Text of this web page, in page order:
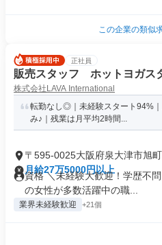
この企業の類似
正社員
販売スタッフ ホットヨガス
株式会社LAVA International
転勤なし◎｜未経験スタート94%
み♪｜残業は月平均2時間...
〒595-0025大阪府泉大津市旭町
月給27万5000円以上
資格 ＼未経験大歓迎！学歴不
の女性が多数活躍中の職...
業界未経験歓迎 +21個